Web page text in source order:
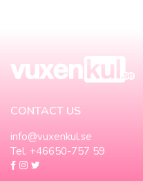
CONTACT US
info@vuxenkul.se
Tel. +46650-757 59